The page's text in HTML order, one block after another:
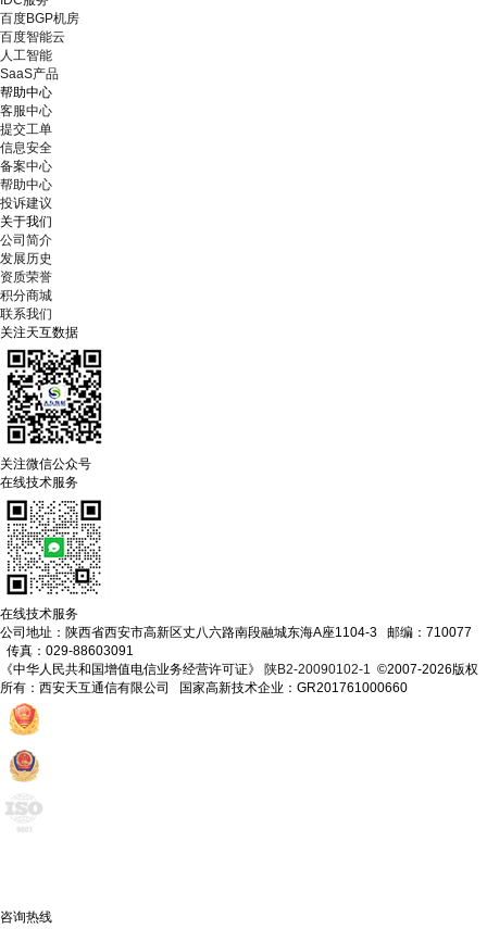
百度BGP机房
百度智能云
人工智能
SaaS产品
帮助中心
客服中心
提交工单
信息安全
备案中心
帮助中心
投诉建议
关于我们
公司简介
发展历史
资质荣誉
积分商城
联系我们
关注天互数据
关注微信公众号
在线技术服务
在线技术服务
公司地址：陕西省西安市高新区丈八六路南段融城东海A座1104-3 邮编：710077
传真：029-88603091
《中华人民共和国增值电信业务经营许可证》 陕B2-20090102-1 ©2007-2026版权
所有：西安天互通信有限公司 国家高新技术企业：GR201761000660
咨询热线